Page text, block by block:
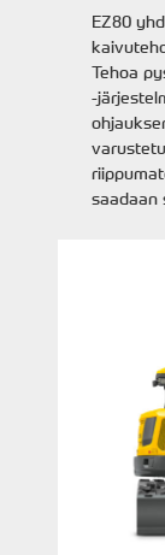
EZ80
Tehoa
-
saadaan